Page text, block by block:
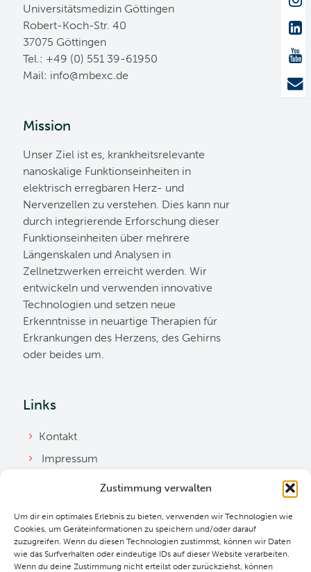
Zustimmung verwalten
Um dir ein optimales Erlebnis zu bieten, verwenden wir Technologien wie
Cookies, um Geräteinformationen zu speichern und/oder darauf
zuzugreifen. Wenn du diesen Technologien zustimmst, können wir Daten
wie das Surfverhalten oder eindeutige IDs auf dieser Website verarbeiten.
Wenn du deine Zustimmung nicht erteilst oder zurückziehst, können
Universitätsmedizin Göttingen
Robert-Koch-Str. 40
37075 Göttingen
Tel.: +49 (0) 551 39-61950
Mail: ed.cxebm@ofni
Mission
Unser Ziel ist es, krankheitsrelevante
nanoskalige Funktionseinheiten in
elektrisch erregbaren Herz- und
Nervenzellen zu verstehen. Dies kann nur
durch integrierende Erforschung dieser
Funktionseinheiten über mehrere
Längenskalen und Analysen in
Zellnetzwerken erreicht werden. Wir
entwickeln und verwenden innovative
Technologien und setzen neue
Erkenntnisse in neuartige Therapien für
Erkrankungen des Herzens, des Gehirns
oder beides um.
Links
Kontakt
Impressum
Datenschutzerklärung
Cookie Richtlinie
Downloads